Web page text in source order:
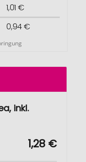
1,01 €
0,94 €
inkl.
1,28 €